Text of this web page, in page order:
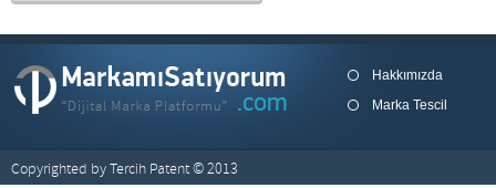
Hakkımızda
Marka Tescil
Copyrighted by Tercih Patent © 2013